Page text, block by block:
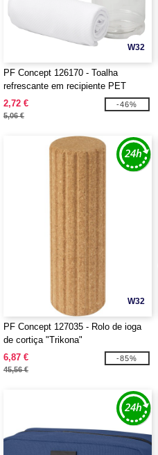
W32
PF Concept 126170 - Toalha
refrescante em recipiente PET
"Remy"
2,72 €
5,06 €
-46%
W32
PF Concept 127035 - Rolo de ioga
de cortiça "Trikona"
6,87 €
45,56 €
-85%